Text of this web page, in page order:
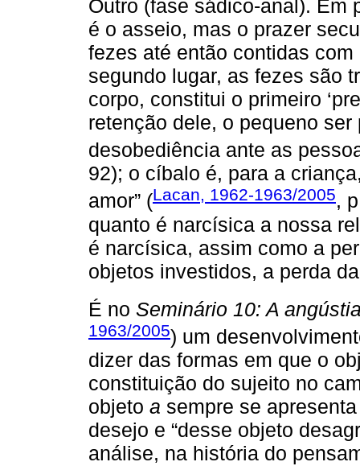
Outro (fase sádico-anal). Em
é o asseio, mas o prazer
fezes até então contidas
segundo lugar, as fezes são
corpo, constitui o primeiro
retenção dele, o pequeno
desobediência ante as
92); o cíbalo é, para a
amor” (Lacan, 1962-1963/2005,
quanto é narcísica a nossa
é narcísica, assim como a
objetos investidos, a perda
É no Seminário 10: A
1963/2005) um
dizer das formas em que o
constituição do sujeito no
objeto a sempre se
desejo e “desse objeto
análise, na história do